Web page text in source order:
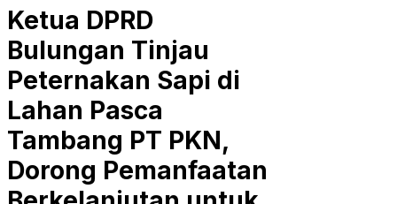
Ketua DPRD
Bulungan Tinjau
Peternakan Sapi di
Lahan Pasca
Tambang PT PKN,
Dorong Pemanfaatan